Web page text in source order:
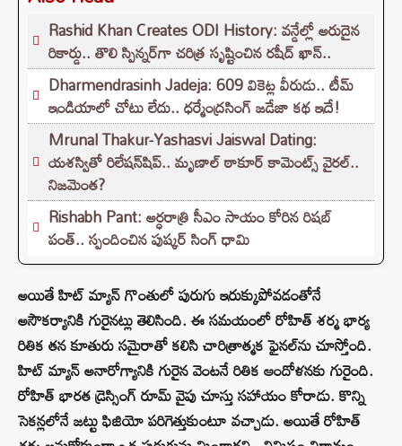
Rashid Khan Creates ODI History: వన్డేల్లో అరుదైన
రికార్డు.. తొలి స్పిన్నర్‌గా చరిత్ర సృష్టించిన రషీద్ ఖాన్..
Dharmendrasinh Jadeja: 609 వికెట్ల వీరుడు.. టీమ్
ఇండియాలో చోటు లేదు.. ధర్మేంద్రసింగ్ జడేజా కథ ఇదే!
Mrunal Thakur-Yashasvi Jaiswal Dating:
యశస్వితో రిలేషన్‌షిప్.. మృణాల్ ఠాకూర్ కామెంట్స్ వైరల్..
నిజమెంత?
Rishabh Pant: అర్ధరాత్రి సీఎం సాయం కోరిన రిషబ్
పంత్.. స్పందించిన పుష్కర్ సింగ్ ధామి
అయితే హిట్ మ్యాన్ గొంతులో పురుగు ఇరుక్కుపోవడంతోనే
అసౌకర్యానికి గురైనట్లు తెలిసింది. ఈ సమయంలో రోహిత్ శర్మ భార్య
రితిక తన కూతురు సమైరాతో కలిసి చారిత్రాత్మక ఫైనల్‌ను చూస్తోంది.
హిట్ మ్యాన్ అనారోగ్యానికి గురైన వెంటనే రితిక ఆందోళనకు గురైంది.
రోహిత్ భారత డ్రెస్సింగ్ రూమ్ వైపు చూస్తు సహాయం కోరాడు. కొన్ని
సెకన్లలోనే జట్టు ఫిజియో పరిగెత్తుకుంటూ వచ్చాడు. అయితే రోహిత్